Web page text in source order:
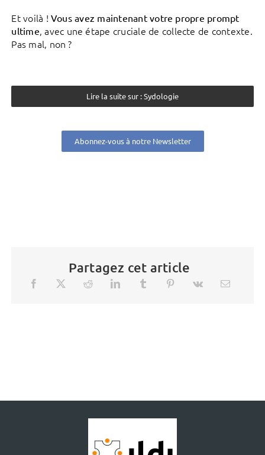
Et voilà !Vous avez maintenant votre propre prompt
ultime, avec une étape cruciale de collecte de contexte.
Pas mal, non ?
Lire la suite sur : Sydologie
Abonnez-vous à notre Newsletter
Partagez cet article